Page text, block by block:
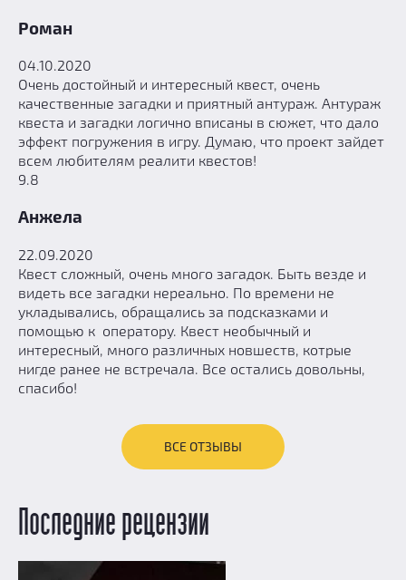
Роман
04.10.2020
Очень достойный и интересный квест, очень
качественные загадки и приятный антураж. Антураж
квеста и загадки логично вписаны в сюжет, что дало
эффект погружения в игру. Думаю, что проект зайдет
всем любителям реалити квестов!
9.8
Анжела
22.09.2020
Квест сложный, очень много загадок. Быть везде и
видеть все загадки нереально. По времени не
укладывались, обращались за подсказками и
помощью к оператору. Квест необычный и
интересный, много различных новшеств, котрые
нигде ранее не встречала. Все остались довольны,
спасибо!
ВСЕ ОТЗЫВЫ
Последние рецензии